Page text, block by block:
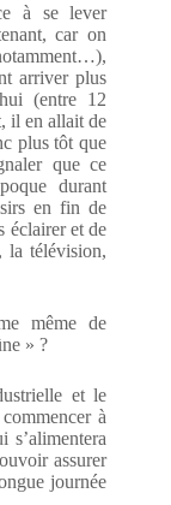
à se lever
car on
arriver plus
(entre 12
il en allait de
plus tôt que
que ce
durant
en fin de
éclairer et de
la télévision,
même de
» ?
et le
à
s’alimentera
assurer
journée